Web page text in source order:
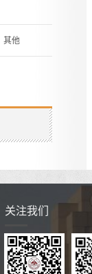
其他
关注我们